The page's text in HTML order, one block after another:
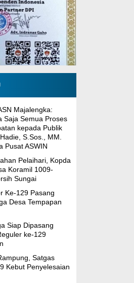
Majalengka:
Saja Semua Proses
kepada Publik
S.Sos., MM.
Pusat ASWIN
Pelaihari, Kopda
Koramil 1009-
Sungai
Ke-129 Pasang
Desa Tempapan
Siap Dipasang
ke-129
Satgas
Kebut Penyelesaian